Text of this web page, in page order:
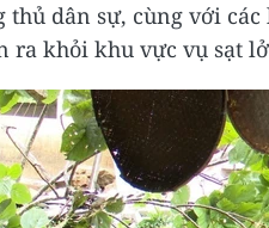
thủ dân sự, cùng với
ra khỏi khu vực vụ sạt